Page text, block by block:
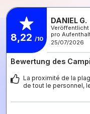
8,22 /10
DANIEL G.
Veröffentlicht
pro
25/07/2026
Bewertung des
La proximité de la
de tout le personnel,